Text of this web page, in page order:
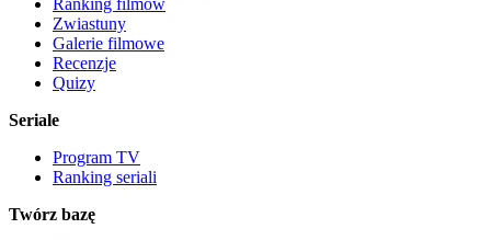
Zwiastuny
Galerie filmowe
Recenzje
Quizy
Seriale
Program TV
Ranking seriali
Twórz bazę